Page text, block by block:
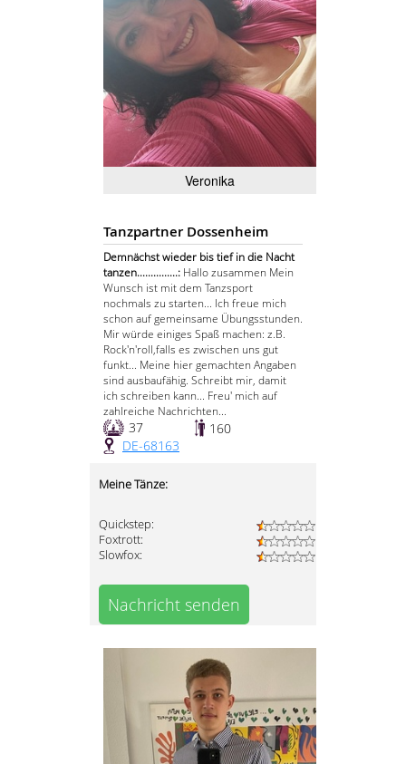
Veronika
Tanzpartner Dossenheim
Demnächst wieder bis tief in die Nacht
tanzen...............: Hallo zusammen Mein
Wunsch ist mit dem Tanzsport
nochmals zu starten... Ich freue mich
schon auf gemeinsame Übungsstunden.
Mir würde einiges Spaß machen: z.B.
Rock'n'roll,falls es zwischen uns gut
funkt... Meine hier gemachten Angaben
sind ausbaufähig. Schreibt mir, damit
ich schreiben kann... Freu' mich auf
zahlreiche Nachrichten...
37
160
DE-68163
Meine Tänze:
Quickstep:
Foxtrott:
Slowfox:
Nachricht senden